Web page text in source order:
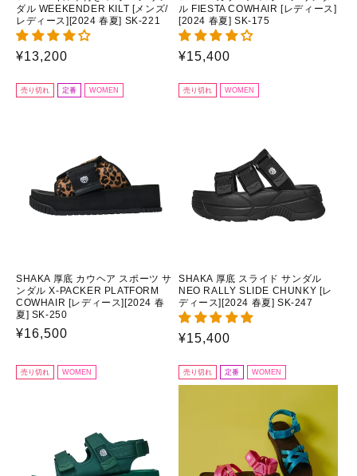
ダル WEEKENDER KILT [メンズ/
レディース][2024 春夏] SK-221
通
価
¥13,200
ル FIESTA COWHAIR [レディース]
[2024 春夏] SK-175
通
価
¥15,400
売り切れ 定番 WOMEN
SHAKA 厚底 カウヘア スポーツ サ
ンダル X-PACKER PLATFORM
COWHAIR [レディース][2024 春
夏] SK-250
通
価
¥16,500
売り切れ WOMEN
SHAKA 厚底 スライド サンダル
NEO RALLY SLIDE CHUNKY [レ
ディース][2024 春夏] SK-247
通
価
¥15,400
売り切れ WOMEN 売り切れ 定番 WOMEN